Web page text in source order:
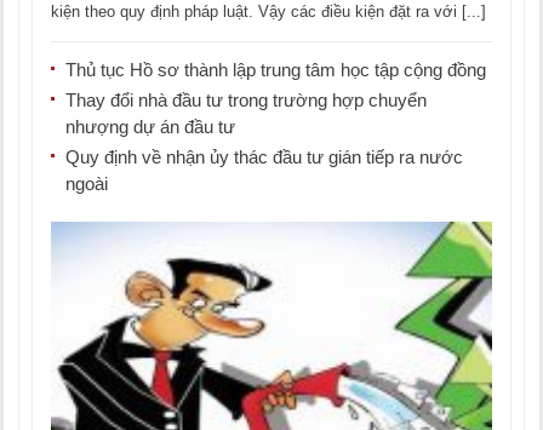
kiện theo quy định pháp luật. Vậy các điều kiện đặt ra với [...]
Thủ tục Hồ sơ thành lập trung tâm học tập cộng đồng
Thay đổi nhà đầu tư trong trường hợp chuyển
nhượng dự án đầu tư
Quy định về nhận ủy thác đầu tư gián tiếp ra nước
ngoài